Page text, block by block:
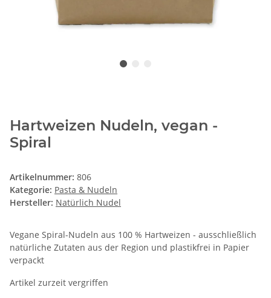
Hartweizen Nudeln, vegan -
Spiral
Artikelnummer: 806
Kategorie: Pasta & Nudeln
Hersteller: Natürlich Nudel
Vegane Spiral-Nudeln aus 100 % Hartweizen - ausschließlich
natürliche Zutaten aus der Region und plastikfrei in Papier
verpackt
Artikel zurzeit vergriffen